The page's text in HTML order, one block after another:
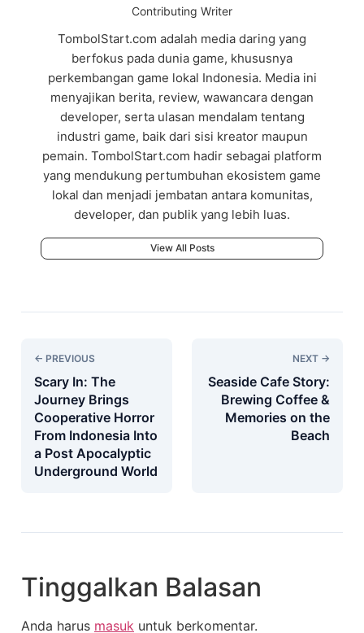
Contributing Writer
TombolStart.com adalah media daring yang
berfokus pada dunia game, khususnya
perkembangan game lokal Indonesia. Media ini
menyajikan berita, review, wawancara dengan
developer, serta ulasan mendalam tentang
industri game, baik dari sisi kreator maupun
pemain. TombolStart.com hadir sebagai platform
yang mendukung pertumbuhan ekosistem game
lokal dan menjadi jembatan antara komunitas,
developer, dan publik yang lebih luas.
View All Posts
← PREVIOUS
Scary In: The
Journey Brings
Cooperative Horror
From Indonesia Into
a Post Apocalyptic
Underground World
NEXT →
Seaside Cafe Story:
Brewing Coffee &
Memories on the
Beach
Tinggalkan Balasan
Anda harus masuk untuk berkomentar.